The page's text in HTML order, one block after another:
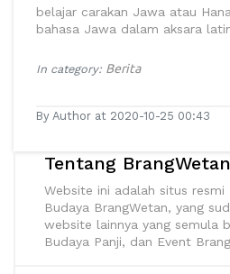
belajar carakan Jawa atau
bahasa Jawa dalam aksara
In category: Berita
By Author at 2020-10-25 00:43
Tentang BrangWetan
Website ini adalah situs resmi
Budaya BrangWetan, yang
website lainnya yang semula
Budaya Panji, dan Event